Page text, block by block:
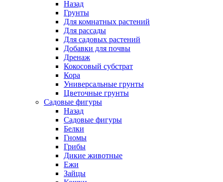
Назад
Грунты
Для комнатных растений
Для рассады
Для садовых растений
Добавки для почвы
Дренаж
Кокосовый субстрат
Кора
Универсальные грунты
Цветочные грунты
Садовые фигуры
Назад
Садовые фигуры
Белки
Гномы
Грибы
Дикие животные
Ежи
Зайцы